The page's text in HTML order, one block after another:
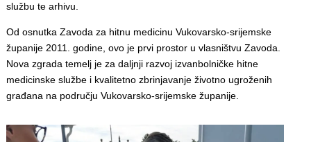
službu te arhivu.
Od osnutka Zavoda za hitnu medicinu Vukovarsko-srijemske
županije 2011. godine, ovo je prvi prostor u vlasništvu Zavoda.
Nova zgrada temelj je za daljnji razvoj izvanbolničke hitne
medicinske službe i kvalitetno zbrinjavanje životno ugroženih
građana na području Vukovarsko-srijemske županije.